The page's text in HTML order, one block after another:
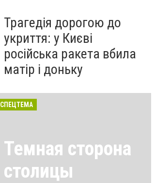
Трагедія дорогою до
укриття: у Києві
російська ракета вбила
матір і доньку
СПЕЦТЕМА
Темная сторона
столицы